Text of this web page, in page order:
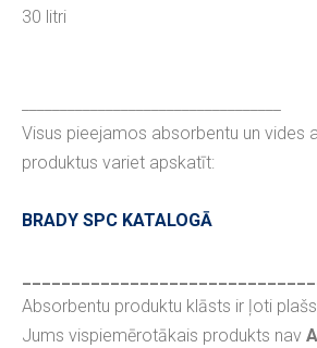
Visus pieejamos absorbentu un vides
produktus variet apskatīt:
BRADY SPC KATALOGĀ
Absorbentu produktu klāsts ir ļoti
Jums vispiemērotākais produkts nav
30 litri